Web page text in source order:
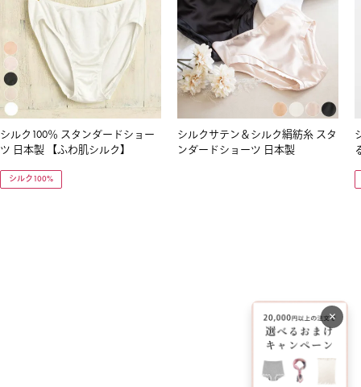
シルク100％ スタンダードショー
ツ 日本製 【ふわ肌シルク】
シルク100%
シルクサテン＆シルク絹紡糸 スタ
ンダードショーツ 日本製
×